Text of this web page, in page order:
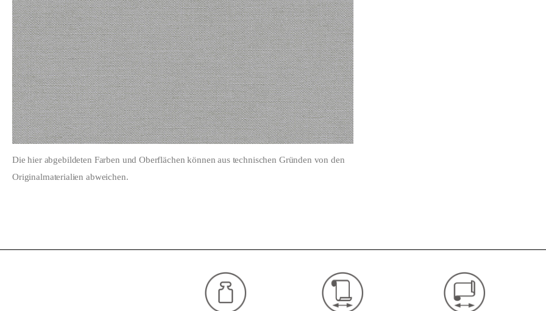
Die hier abgebildeten Farben und Oberflächen können aus technischen Gründen von den
Originalmaterialien abweichen.